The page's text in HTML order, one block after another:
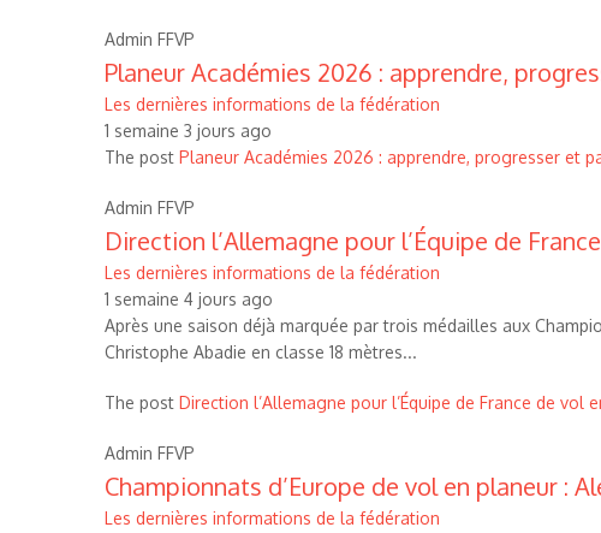
Admin FFVP
Planeur Académies 2026 : apprendre,
Les dernières informations de la fédération
1 semaine 3 jours ago
The post Planeur Académies 2026 : apprendre, progresser et
Admin FFVP
Direction l’Allemagne pour l’Équipe de
Les dernières informations de la fédération
1 semaine 4 jours ago
Après une saison déjà marquée par trois médailles aux
Christophe Abadie en classe 18 mètres...
The post Direction l’Allemagne pour l’Équipe de France de vol
Admin FFVP
Championnats d’Europe de vol en planeur :
Les dernières informations de la fédération